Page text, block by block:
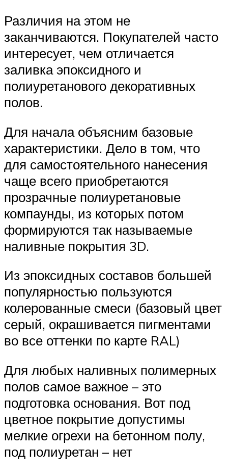
Различия на этом не
заканчиваются. Покупателей часто
интересует, чем отличается
заливка эпоксидного и
полиуретанового декоративных
полов.
Для начала объясним базовые
характеристики. Дело в том, что
для самостоятельного нанесения
чаще всего приобретаются
прозрачные полиуретановые
компаунды, из которых потом
формируются так называемые
наливные покрытия 3D.
Из эпоксидных составов большей
популярностью пользуются
колерованные смеси (базовый цвет
серый, окрашивается пигментами
во все оттенки по карте RAL)
Для любых наливных полимерных
полов самое важное – это
подготовка основания. Вот под
цветное покрытие допустимы
мелкие огрехи на бетонном полу,
под полиуретан – нет